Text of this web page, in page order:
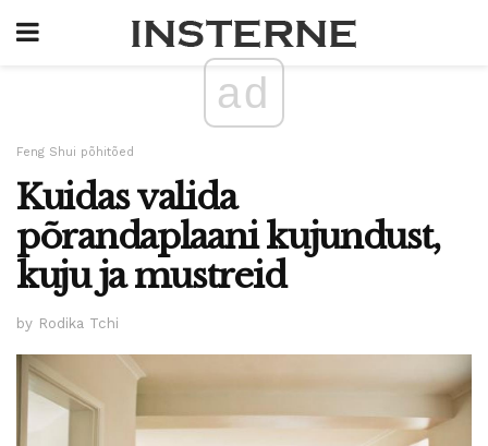
ad
Feng Shui põhitõed
Kuidas valida
põrandaplaani kujundust,
kuju ja mustreid
by Rodika Tchi